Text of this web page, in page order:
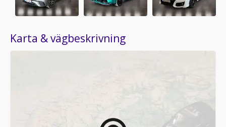
Karta & vägbeskrivning